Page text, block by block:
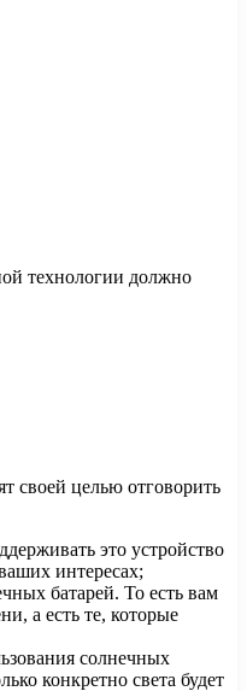
технологии должно
своей целью отговорить
это устройство
интересах;
батарей. То есть вам
а есть те, которые
солнечных
конкретно света будет